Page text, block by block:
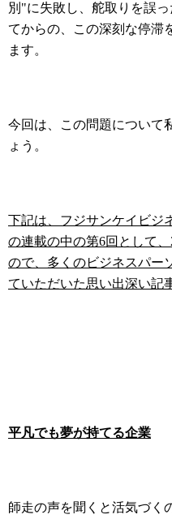
別"に失敗し、舵取りを誤
てからの、この深刻な停滞
ます。
今回は、この問題について
ょう。
下記は、フジサンケイビジ
の連載の中の第6回として
ので、多くのビジネスパー
ていただいた思い出深い記
平凡でも夢が持てる企業
師走の声を聞くと活気づく